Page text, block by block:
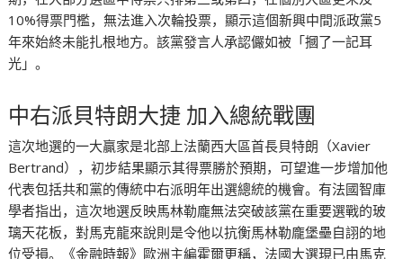
10%得票門檻，無法進入次輪投票，顯示這個新興中間派政黨5
年來始終未能扎根地方。該黨發言人承認儼如被「摑了一記耳
光」。
中右派貝特朗大捷 加入總統戰團
這次地選的一大贏家是北部上法蘭西大區首長貝特朗（Xavier
Bertrand），初步結果顯示其得票勝於預期，可望進一步增加他
代表包括共和黨的傳統中右派明年出選總統的機會。有法國智庫
學者指出，這次地選反映馬林勒龐無法突破該黨在重要選戰的玻
璃天花板，對馬克龍來說則是令他以抗衡馬林勒龐堡壘自詡的地
位受損。《金融時報》歐洲主編霍爾更稱，法國大選現已由馬克